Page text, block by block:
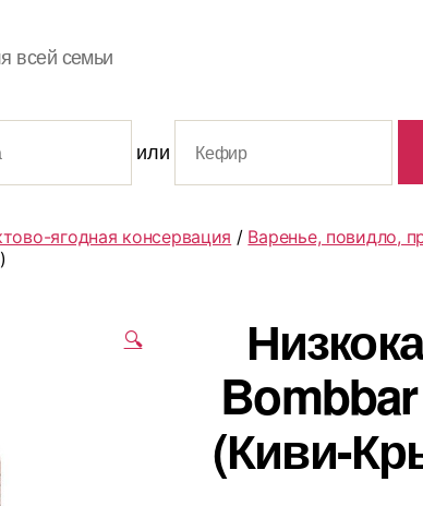
всей семьи
или
ягодная консервация / Варенье, повидло,
🔍
(Киви-